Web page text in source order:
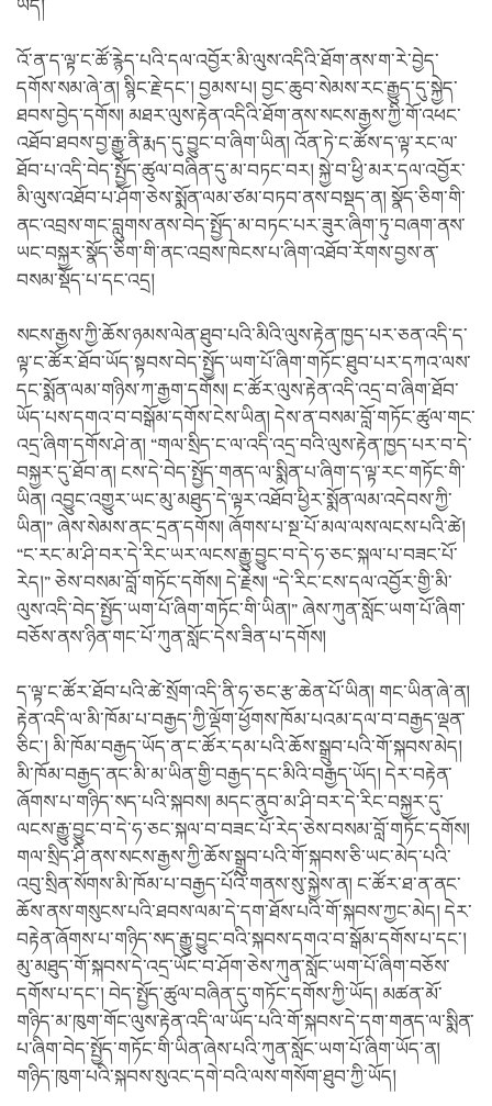
ཡོད།
འོ་ན་ད་ལྟ་ང་ཚོ་རྙེད་པའི་དལ་འབྱོར་མི་ལུས་འདིའི་ཐོག་ནས་ག་རེ་བྱེད་
དགོས་སམ་ཞེ་ན། སྙིང་རྗེ་དང་། བྱམས་པ། བྱང་ཆུབ་སེམས་རང་རྒྱུད་དུ་སྐྱེད་
ཐབས་བྱེད་དགོས། མཐར་ལུས་རྟེན་འདིའི་ཐོག་ནས་སངས་རྒྱས་ཀྱི་གོ་འཕང་
འཐོབ་ཐབས་བྱ་རྒྱུ་ནི་རྨད་དུ་བྱུང་བ་ཞིག་ཡིན། འོན་ཏེ་ང་ཚོས་ད་ལྟ་རང་ལ་
ཐོབ་པ་འདི་བེད་སྤྱོད་ཚུལ་བཞིན་དུ་མ་བཏང་བར། སྐྱེ་བ་ཕྱི་མར་དལ་འབྱོར་
མི་ལུས་འཐོབ་པ་ཤོག་ཅེས་སྨོན་ལམ་ཙམ་བཏབ་ནས་བསྡད་ན། སྣོད་ཅིག་གི་
ནང་འབྲས་གང་བླུགས་ནས་བེད་སྤྱོད་མ་བཏང་པར་ཟུར་ཞིག་ཏུ་བཞག་ནས་
ཡང་བསྐྱར་སྣོད་ཅིག་གི་ནང་འབྲས་ཁེངས་པ་ཞིག་འཐོབ་རོགས་བྱས་ན་
བསམ་སྡོད་པ་དང་འདྲ།
སངས་རྒྱས་ཀྱི་ཆོས་ཉམས་ལེན་ཐུབ་པའི་མིའི་ལུས་རྟེན་ཁྱད་པར་ཅན་འདི་ད་
ལྟ་ང་ཚོར་ཐོབ་ཡོད་སྟབས་བེད་སྤྱོད་ཡག་པོ་ཞིག་གཏོང་ཐུབ་པར་དཀའ་ལས་
དང་སྨོན་ལམ་གཉིས་ཀ་རྒྱག་དགོས། ང་ཚོར་ལུས་རྟེན་འདི་འདྲ་བ་ཞིག་ཐོབ་
ཡོད་པས་དགའ་བ་བསྒོམ་དགོས་ངེས་ཡིན། དེས་ན་བསམ་བློ་གཏོང་ཚུལ་གང་
འདྲ་ཞིག་དགོས་ཤེ་ན། “གལ་སྲིད་ང་ལ་འདི་འདྲ་བའི་ལུས་རྟེན་ཁྱད་པར་བ་དེ་
བསྐྱར་དུ་ཐོབ་ན། ངས་དེ་བེད་སྤྱོད་གནད་ལ་སྨིན་པ་ཞིག་ད་ལྟ་རང་གཏོང་གི་
ཡིན། འབྱུང་འགྱུར་ཡང་མུ་མཐུད་དེ་ལྟར་འཐོབ་ཕྱིར་སྨོན་ལམ་འདེབས་ཀྱི་
ཡིན།” ཞེས་སེམས་ནང་དྲན་དགོས། ཞོགས་པ་སྔ་པོ་མལ་ལས་ལངས་པའི་ཚེ།
“ང་རང་མ་ཤི་བར་དེ་རིང་ཡར་ལངས་རྒྱུ་བྱུང་བ་དེ་ཧ་ཅང་སྐལ་པ་བཟང་པོ་
རེད།” ཅེས་བསམ་བློ་གཏོང་དགོས། དེ་རྗེས། “དེ་རིང་ངས་དལ་འབྱོར་གྱི་མི་
ལུས་འདི་བེད་སྤྱོད་ཡག་པོ་ཞིག་གཏོང་གི་ཡིན།” ཞེས་ཀུན་སློང་ཡག་པོ་ཞིག་
བཅོས་ནས་ཉིན་གང་པོ་ཀུན་སློང་དེས་ཟིན་པ་དགོས།
ད་ལྟ་ང་ཚོར་ཐོབ་པའི་ཚེ་སྲོག་འདི་ནི་ཧ་ཅང་རྩ་ཆེན་པོ་ཡིན། གང་ཡིན་ཞེ་ན།
རྟེན་འདི་ལ་མི་ཁོམ་པ་བརྒྱད་ཀྱི་ལྡོག་ཕྱོགས་ཁོམ་པའམ་དལ་བ་བརྒྱད་ལྡན་
ཅིང་། མི་ཁོམ་བརྒྱད་ཡོད་ན་ང་ཚོར་དམ་པའི་ཆོས་སྒྲུབ་པའི་གོ་སྐབས་མེད།
མི་ཁོམ་བརྒྱད་ནང་མི་མ་ཡིན་གྱི་བརྒྱད་དང་མིའི་བརྒྱད་ཡོད། དེར་བརྟེན་
ཞོགས་པ་གཉིད་སད་པའི་སྐབས། མདང་ནུབ་མ་ཤི་བར་དེ་རིང་བསྐྱར་དུ་
ལངས་རྒྱུ་བྱུང་བ་དེ་ཧ་ཅང་སྐལ་བ་བཟང་པོ་རེད་ཅེས་བསམ་བློ་གཏོང་དགོས།
གལ་སྲིད་ཤི་ནས་སངས་རྒྱས་ཀྱི་ཆོས་སྒྲུབ་པའི་གོ་སྐབས་ཅི་ཡང་མེད་པའི་
འབུ་སྲིན་སོགས་མི་ཁོམ་པ་བརྒྱད་པོའི་གནས་སུ་སྐྱེས་ན། ང་ཚོར་ཐ་ན་ནང་
ཆོས་ནས་གསུངས་པའི་ཐབས་ལམ་དེ་དག་ཐོས་པའི་གོ་སྐབས་ཀྱང་མེད། དེར་
བརྟེན་ཞོགས་པ་གཉིད་སད་རྒྱུ་བྱུང་བའི་སྐབས་དགའ་བ་སྒོམ་དགོས་པ་དང་།
མུ་མཐུད་གོ་སྐབས་དེ་འདྲ་ཡོང་བ་ཤོག་ཅེས་ཀུན་སློང་ཡག་པོ་ཞིག་བཅོས་
དགོས་པ་དང་། བེད་སྤྱོད་ཚུལ་བཞིན་དུ་གཏོང་དགོས་ཀྱི་ཡོད། མཚན་མོ་
གཉིད་མ་ཁུག་གོང་ལུས་རྟེན་འདི་ལ་ཡོད་པའི་གོ་སྐབས་དེ་དག་གནད་ལ་སྨིན་
པ་ཞིག་བེད་སྤྱོད་གཏོང་གི་ཡིན་ཞེས་པའི་ཀུན་སློང་ཡག་པོ་ཞིག་ཡོད་ན།
གཉིད་ཁུག་པའི་སྐབས་སུའང་དགེ་བའི་ལས་གསོག་ཐུབ་ཀྱི་ཡོད།